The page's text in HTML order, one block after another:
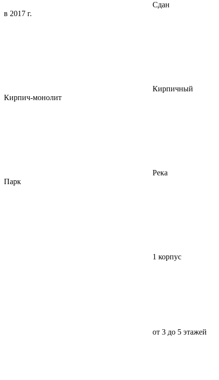
Сдан
в 2017 г.
Кирпичный
Кирпич-монолит
Река
Парк
1 корпус
от 3 до 5 этажей